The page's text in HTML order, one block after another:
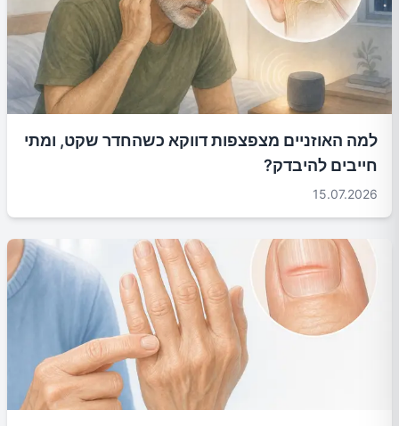
למה האוזניים מצפצפות דווקא כשהחדר שקט, ומתי
חייבים להיבדק?
15.07.2026